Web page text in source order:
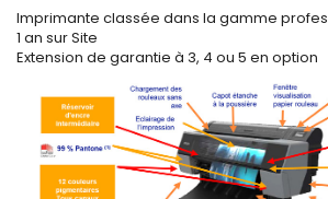
Imprimante classée dans la gamme
1 an sur Site
Extension de garantie à 3, 4 ou 5 en option